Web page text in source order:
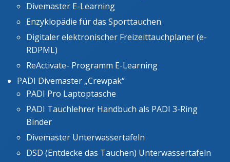
Divemaster E-Learning
Enzyklopädie für das Sporttauchen
Digitaler elektronischer Freizeittauchplaner (e-
RDPML)
ReActivate- Programm E-Learning
PADI Divemaster „Crewpak“
PADI Pro Laptoptasche
PADI Tauchlehrer Handbuch als PADI 3-Ring
Binder
Divemaster Unterwassertafeln
DSD (Entdecke das Tauchen) Unterwassertafeln